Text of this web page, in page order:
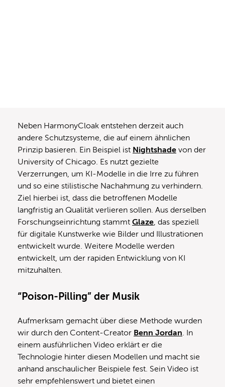
Neben HarmonyCloak entstehen derzeit auch
andere Schutzsysteme, die auf einem ähnlichen
Prinzip basieren. Ein Beispiel ist Nightshade von der
University of Chicago. Es nutzt gezielte
Verzerrungen, um KI-Modelle in die Irre zu führen
und so eine stilistische Nachahmung zu verhindern.
Ziel hierbei ist, dass die betroffenen Modelle
langfristig an Qualität verlieren sollen. Aus derselben
Forschungseinrichtung stammt Glaze, das speziell
für digitale Kunstwerke wie Bilder und Illustrationen
entwickelt wurde. Weitere Modelle werden
entwickelt, um der rapiden Entwicklung von KI
mitzuhalten.
“Poison-Pilling” der Musik
Aufmerksam gemacht über diese Methode wurden
wir durch den Content-Creator Benn Jordan. In
einem ausführlichen Video erklärt er die
Technologie hinter diesen Modellen und macht sie
anhand anschaulicher Beispiele fest. Sein Video ist
sehr empfehlenswert und bietet einen